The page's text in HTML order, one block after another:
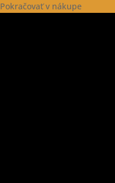
Pokračovať v nákupe